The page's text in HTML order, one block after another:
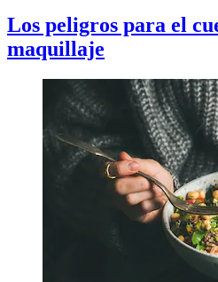
Los peligros para el
maquillaje